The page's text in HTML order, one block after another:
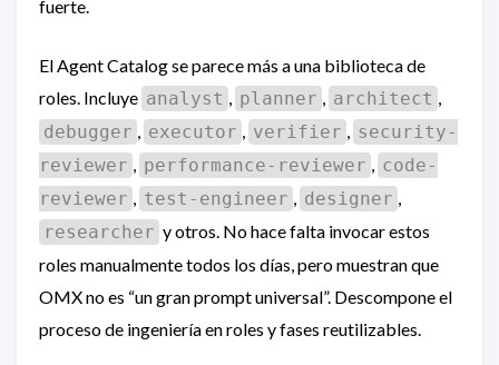
fuerte.
El Agent Catalog se parece más a una biblioteca de
roles. Incluye analyst , planner , architect ,
debugger , executor , verifier , security-
reviewer , performance-reviewer , code-
reviewer , test-engineer , designer ,
researcher y otros. No hace falta invocar estos
roles manualmente todos los días, pero muestran que
OMX no es “un gran prompt universal”. Descompone el
proceso de ingeniería en roles y fases reutilizables.